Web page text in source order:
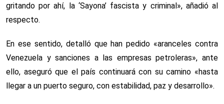
gritando por ahí, la ‘Sayona’ fascista y criminal», añadió al
respecto.
En ese sentido, detalló que han pedido «aranceles contra
Venezuela y sanciones a las empresas petroleras», ante
ello, aseguró que el país continuará con su camino «hasta
llegar a un puerto seguro, con estabilidad, paz y desarrollo».